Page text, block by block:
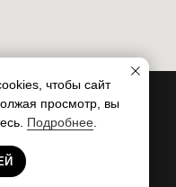
чтобы сайт
просмотр, вы
Подробнее.